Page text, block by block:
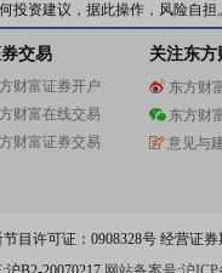
投资建议，据此操作，风险自担